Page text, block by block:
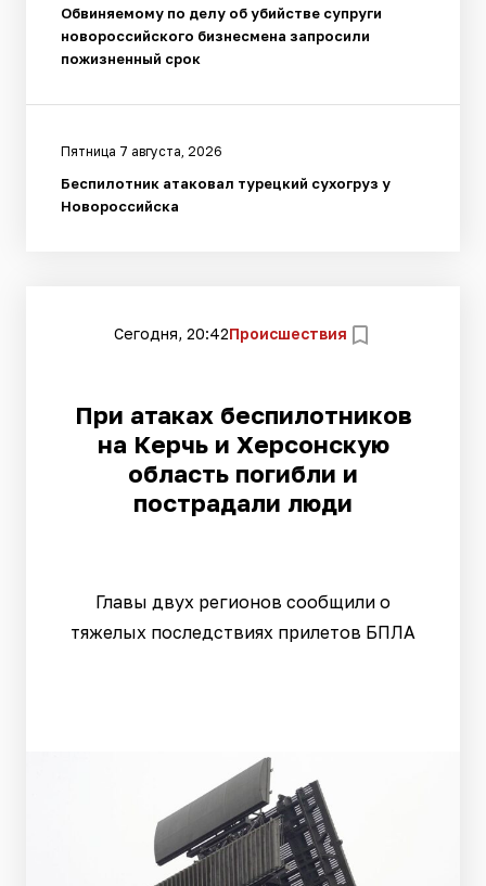
Обвиняемому по делу об убийстве супруги
новороссийского бизнесмена запросили
пожизненный срок
Пятница 7 августа, 2026
Беспилотник атаковал турецкий сухогруз у
Новороссийска
Сегодня, 20:42Происшествия
При атаках беспилотников
на Керчь и Херсонскую
область погибли и
пострадали люди
Главы двух регионов сообщили о
тяжелых последствиях прилетов БПЛА